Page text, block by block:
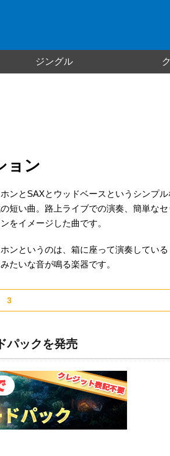
ジングル
ョン
ホンとSAXとウッドベースというシンプ
短い曲。路上ライブでの演奏、簡単なセ
ンをイメージした曲です。
ホンというのは、箱に座って演奏している
みたいな音が鳴る楽器です。
3
パックを発売